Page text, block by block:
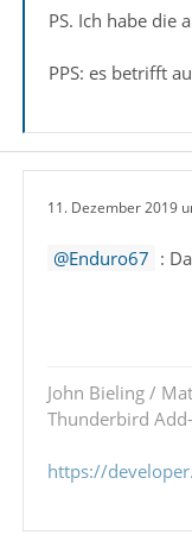
PS. Ich habe die
PPS: es betrifft
11. Dezember 2019
Enduro67 :
John Bieling /
Thunderbird
https://